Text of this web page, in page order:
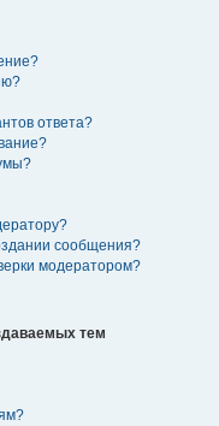
ответа?
сообщения?
модератором?
тем